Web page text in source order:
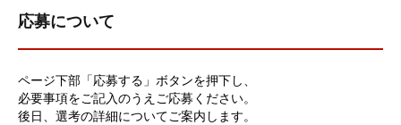
応募について
ページ下部「応募する」ボタンを押下し、
必要事項をご記入のうえご応募ください。
後日、選考の詳細についてご案内します。